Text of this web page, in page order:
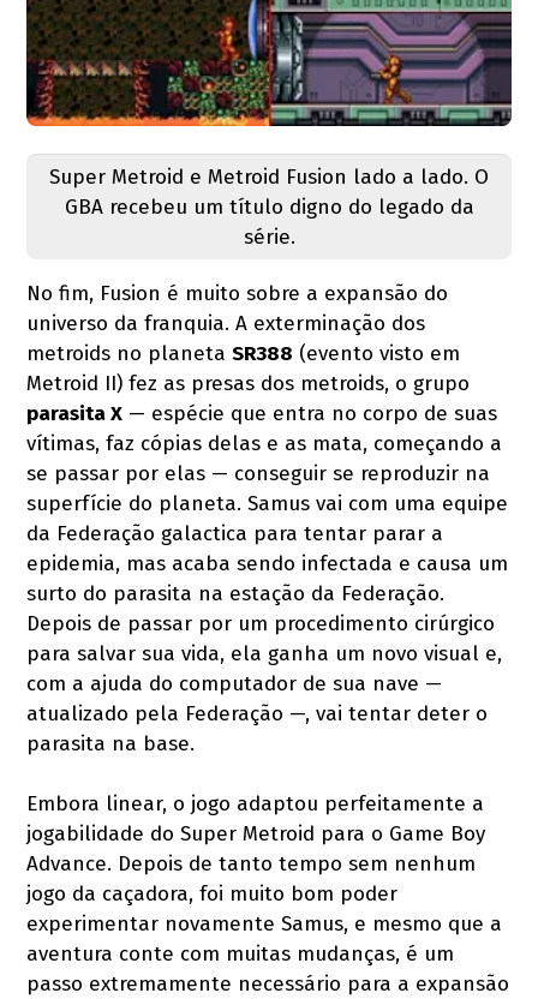
Super Metroid e Metroid Fusion lado a lado. O
GBA recebeu um título digno do legado da
série.
No fim, Fusion é muito sobre a expansão do
universo da franquia. A exterminação dos
metroids no planetaSR388 (evento visto em
Metroid II) fez as presas dos metroids, o grupo
parasita X — espécie que entra no corpo de suas
vítimas, faz cópias delas e as mata, começando a
se passar por elas — conseguir se reproduzir na
superfície do planeta. Samus vai com uma equipe
da Federação galactica para tentar parar a
epidemia, mas acaba sendo infectada e causa um
surto do parasita na estação da Federação.
Depois de passar por um procedimento cirúrgico
para salvar sua vida, ela ganha um novo visual e,
com a ajuda do computador de sua nave —
atualizado pela Federação —, vai tentar deter o
parasita na base.
Embora linear, o jogo adaptou perfeitamente a
jogabilidade do Super Metroid para o Game Boy
Advance. Depois de tanto tempo sem nenhum
jogo da caçadora, foi muito bom poder
experimentar novamente Samus, e mesmo que a
aventura conte com muitas mudanças, é um
passo extremamente necessário para a expansão